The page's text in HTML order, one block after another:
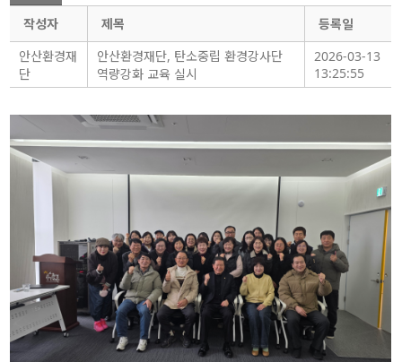
작성자 제목
등록일
안산환경재
단
안산환경재단, 탄소중립 환경강사단
역량강화 교육 실시
2026-03-13
13:25:55